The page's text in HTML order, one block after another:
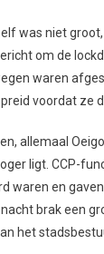
was niet
om de
waren
voordat ze
allemaal
ligt. CCP-
waren en
brak een
het